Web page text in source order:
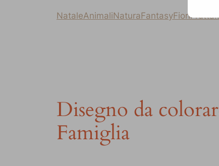
NataleAnimaliNaturaFantasyFioriFrutta
Disegno da
Famiglia